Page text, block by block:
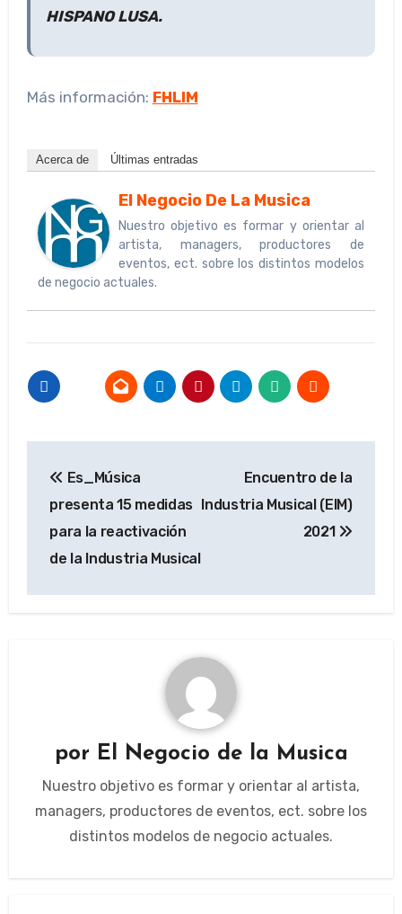
HISPANO LUSA.
Más información: FHLIM
Acerca de Últimas entradas
El Negocio De La Musica
Nuestro objetivo es formar y orientar al
artista, managers, productores de
eventos, ect. sobre los distintos modelos
de negocio actuales.
de
entradas
Es_Música
presenta 15 medidas
para la reactivación
de la Industria Musical
Encuentro de la
Industria Musical (EIM)
2021
por El Negocio de la Musica
Nuestro objetivo es formar y orientar al artista,
managers, productores de eventos, ect. sobre los
distintos modelos de negocio actuales.